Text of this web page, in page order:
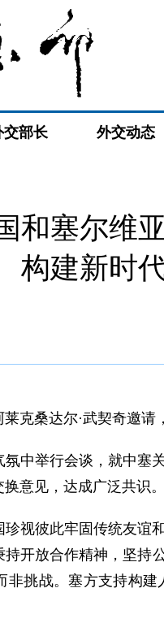
交部长 外交动态
和塞尔维
构建新时
克桑达尔·武契奇邀
中举行会谈，就中塞
意见，达成广泛共识。
视彼此牢固传统友谊
开放合作精神，坚持
非挑战。塞方支持构